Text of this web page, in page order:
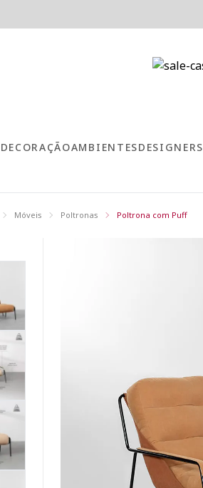
DECORAÇÃOAMBIENTESDESIGNERS
Móveis Poltronas Poltrona com Puff